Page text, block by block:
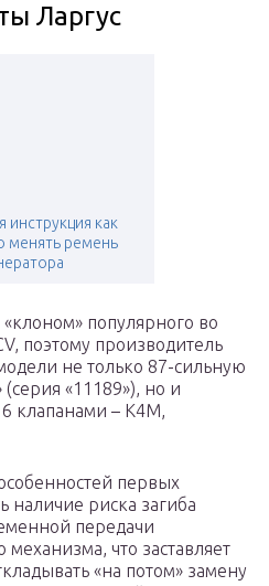
Ларгус
инструкция как
менять ремень
«клоном» популярного во
поэтому производитель
не только 87-сильную
«11189»), но и
клапанами – K4M,
первых
наличие риска загиба
передачи
механизма, что заставляет
«на потом» замену